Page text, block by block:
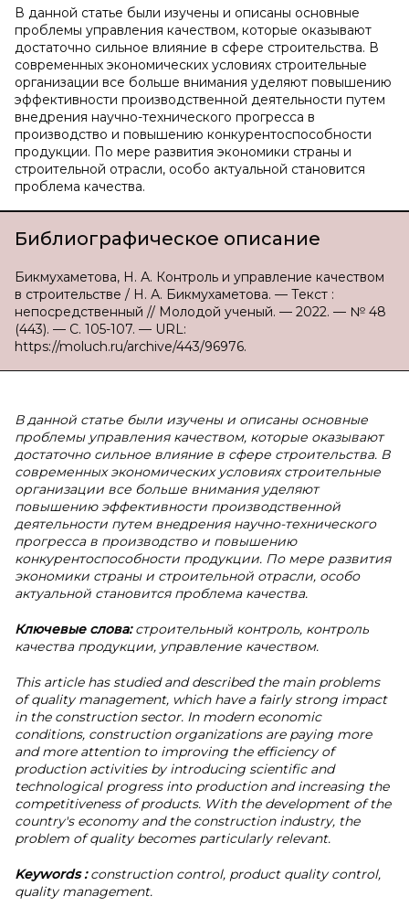
В данной статье были изучены и описаны основные
проблемы управления качеством, которые оказывают
достаточно сильное влияние в сфере строительства. В
современных экономических условиях строительные
организации все больше внимания уделяют повышению
эффективности производственной деятельности путем
внедрения научно-технического прогресса в
производство и повышению конкурентоспособности
продукции. По мере развития экономики страны и
строительной отрасли, особо актуальной становится
проблема качества.
Библиографическое описание
Бикмухаметова, Н. А. Контроль и управление качеством
в строительстве / Н. А. Бикмухаметова. — Текст :
непосредственный // Молодой ученый. — 2022. — № 48
(443). — С. 105-107. — URL:
https://moluch.ru/archive/443/96976.
В данной статье были изучены и описаны основные
проблемы управления качеством, которые оказывают
достаточно сильное влияние в сфере строительства. В
современных экономических условиях строительные
организации все больше внимания уделяют
повышению эффективности производственной
деятельности путем внедрения научно-технического
прогресса в производство и повышению
конкурентоспособности продукции. По мере развития
экономики страны и строительной отрасли, особо
актуальной становится проблема качества.
Ключевые слова:строительный контроль, контроль
качества продукции, управление качеством.
This article has studied and described the main problems
of quality management, which have a fairly strong impact
in the construction sector. In modern economic
conditions, construction organizations are paying more
and more attention to improving the efficiency of
production activities by introducing scientific and
technological progress into production and increasing the
competitiveness of products. With the development of the
country's economy and the construction industry, the
problem of quality becomes particularly relevant.
Keywords:construction control, product quality control,
quality management.